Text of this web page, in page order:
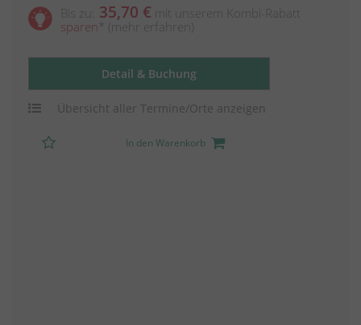
Bis zu: 35,70 € mit unserem Kombi-Rabatt
sparen
(mehr erfahren)
Detail & Buchung
Übersicht aller Termine/Orte anzeigen
In den Warenkorb